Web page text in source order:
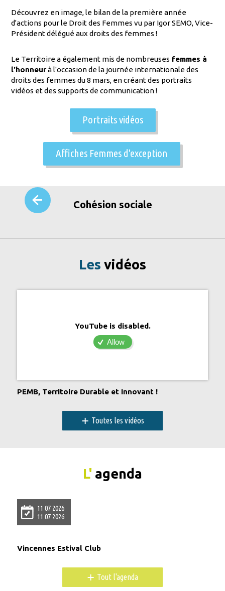
Découvrez en image, le bilan de la première année
d'actions pour le Droit des Femmes vu par Igor SEMO, Vice-
Président délégué aux droits des femmes !
Le Territoire a également mis de nombreuses femmes à
l'honneurà l'occasion de la journée internationale des
droits des femmes du 8 mars, en créant des portraits
vidéos et des supports de communication !
Portraits vidéos
Affiches Femmes d'exception
Cohésion sociale
Les vidéos
YouTube is disabled.
Allow
PEMB, Territoire Durable et Innovant !
+ Toutes les vidéos
L' agenda
11 07 2026
11 07 2026
Vincennes Estival Club
+ Tout l'agenda